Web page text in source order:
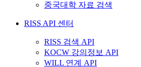
중국대학 자료 검색
RISS API 센터
RISS 검색 API
KOCW 강의정보 API
WILL 연계 API